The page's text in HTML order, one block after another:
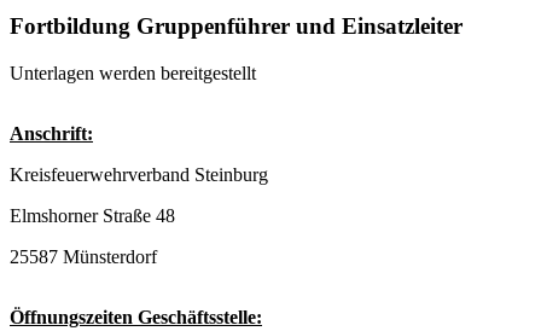
Fortbildung Gruppenführer und Einsatzleiter
Unterlagen werden bereitgestellt
Anschrift:
Kreisfeuerwehrverband Steinburg
Elmshorner Straße 48
25587 Münsterdorf
Öffnungszeiten Geschäftsstelle: